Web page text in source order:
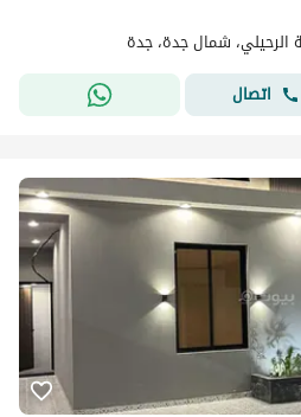
الرحيلي، شمال جدة، جدة
اتصال